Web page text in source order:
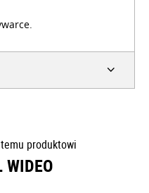
produktowi
WIDEO